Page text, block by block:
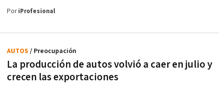
PoriProfesional
La producción de autos volvió a caer en julio y
crecen las exportaciones
AUTOS / Preocupación